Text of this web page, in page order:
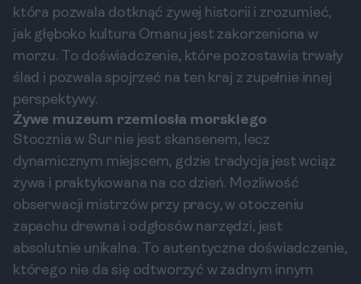
która pozwala dotknąć żywej historii i zrozumieć,
jak głęboko kultura Omanu jest zakorzeniona w
morzu. To doświadczenie, które pozostawia trwały
ślad i pozwala spojrzeć na ten kraj z zupełnie innej
perspektywy.
Żywe muzeum rzemiosła morskiego
Stocznia w Sur nie jest skansenem, lecz
dynamicznym miejscem, gdzie tradycja jest wciąż
żywa i praktykowana na co dzień. Możliwość
obserwacji mistrzów przy pracy, w otoczeniu
zapachu drewna i odgłosów narzędzi, jest
absolutnie unikalna. To autentyczne doświadczenie,
którego nie da się odtworzyć w żadnym innym